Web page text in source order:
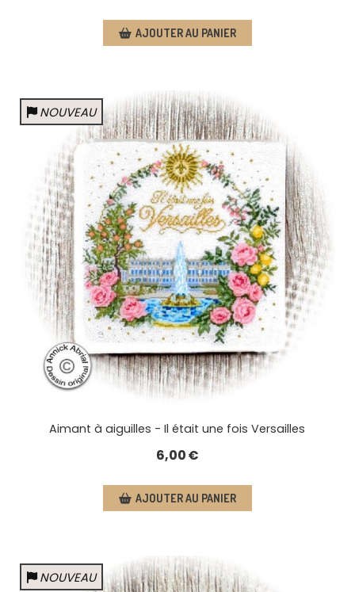
AJOUTER AU PANIER
NOUVEAU
Aimant à aiguilles - Il était une fois Versailles
6,00€
AJOUTER AU PANIER
NOUVEAU